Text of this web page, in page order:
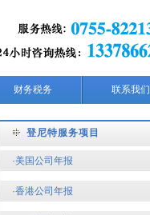
财务税务 联系我们
登尼特服务项目
·美国公司年报
·香港公司年报